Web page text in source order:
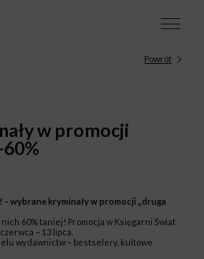
Powrót
w promocji
wybrane kryminały w promocji „druga
60% taniej! Promocja w Księgarni Świat
– 13 lipca.
wydawnictw – bestselery, kultowe